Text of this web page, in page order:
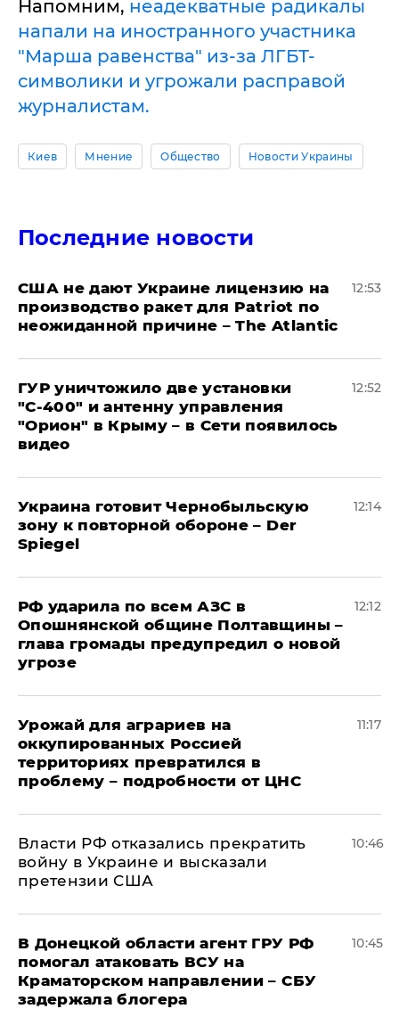
Напомним, неадекватные радикалы
напали на иностранного участника
"Марша равенства" из-за ЛГБТ-
символики и угрожали расправой
журналистам.
Киев Мнение Общество Новости Украины
Последние новости
США не дают Украине лицензию на
производство ракет для Patriot по
неожиданной причине – The Atlantic
12:53
ГУР уничтожило две установки
"С‑400" и антенну управления
"Орион" в Крыму – в Сети появилось
видео
12:52
Украина готовит Чернобыльскую
зону к повторной обороне – Der
Spiegel
12:14
РФ ударила по всем АЗС в
Опошнянской общине Полтавщины –
глава громады предупредил о новой
угрозе
12:12
Урожай для аграриев на
оккупированных Россией
территориях превратился в
проблему – подробности от ЦНС
11:17
Власти РФ отказались прекратить
войну в Украине и высказали
претензии США
10:46
В Донецкой области агент ГРУ РФ
помогал атаковать ВСУ на
Краматорском направлении – СБУ
задержала блогера
10:45